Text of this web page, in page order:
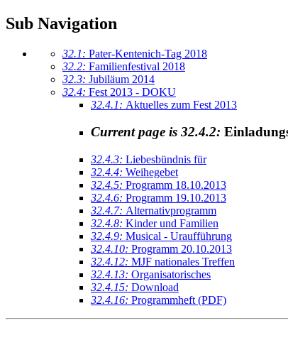
Sub Navigation
32.1: Pater-Kentenich-Tag 2018
32.2: Familienfestival 2018
32.3: Jubiläum 2014
32.4: Fest 2013 - DOKU
32.4.1: Aktuelles zum Fest 2013
Current page is 32.4.2:
32.4.3: Liebesbündnis für
32.4.4: Weihegebet
32.4.5: Programm 18.10.2013
32.4.6: Programm 19.10.2013
32.4.7: Alternativprogramm
32.4.8: Kinder und Familien
32.4.9: Musical - Uraufführung
32.4.10: Programm 20.10.2013
32.4.12: MJF nationales Treffen
32.4.13: Organisatorisches
32.4.15: Download
32.4.16: Programmheft (PDF)